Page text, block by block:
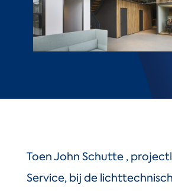
Toen John Schutte ,
Service, bij de